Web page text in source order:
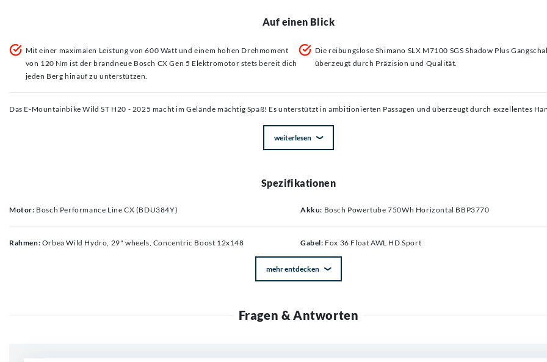
Auf einen Blick
Mit einer maximalen Leistung von 600 Watt und einem hohen Drehmoment
von 120 Nm ist der brandneue Bosch CX Gen 5 Elektromotor stets bereit dich
jeden Berg hinauf zu unterstützen.
Die reibungslose Shimano SLX M7100 SGS Shadow Plus
überzeugt durch Präzision und Qualität.
Das E-Mountainbike Wild ST H20 - 2025 macht im Gelände mächtig Spaß! Es unterstützt in ambitionierten Passagen und überzeugt durch exzellentes
weiterlesen
Spezifikationen
Motor: Bosch Performance Line CX (BDU384Y) Akku: Bosch Powertube 750Wh Horizontal BBP3770
Rahmen: Orbea Wild Hydro, 29" wheels, Concentric Boost 12x148 Gabel: Fox 36 Float AWL HD Sport
mehr entdecken
Fragen & Antworten